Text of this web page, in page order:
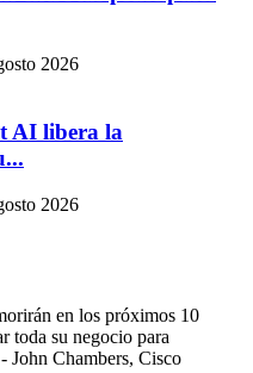
2026
AI libera la
2026
en los próximos 10
toda su negocio para
John Chambers, Cisco